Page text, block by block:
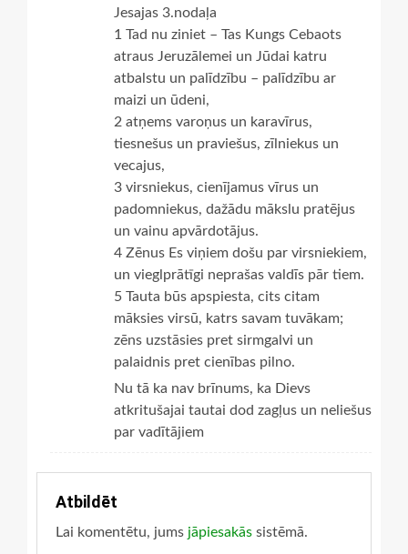
Jesajas 3.nodaļa
1 Tad nu ziniet – Tas Kungs Cebaots
atraus Jeruzālemei un Jūdai katru
atbalstu un palīdzību – palīdzību ar
maizi un ūdeni,
2 atņems varoņus un karavīrus,
tiesnešus un praviešus, zīlniekus un
vecajus,
3 virsniekus, cienījamus vīrus un
padomniekus, dažādu mākslu pratējus
un vainu apvārdotājus.
4 Zēnus Es viņiem došu par virsniekiem,
un vieglprātīgi neprašas valdīs pār tiem.
5 Tauta būs apspiesta, cits citam
māksies virsū, katrs savam tuvākam;
zēns uzstāsies pret sirmgalvi un
palaidnis pret cienības pilno.
Nu tā ka nav brīnums, ka Dievs
atkritušajai tautai dod zagļus un neliešus
par vadītājiem
Atbildēt
Lai komentētu, jums jāpiesakās sistēmā.